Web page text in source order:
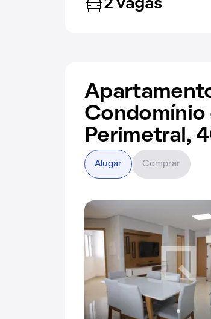
2 vagas
Condomínio
Perimetral,
Alugar Comprar